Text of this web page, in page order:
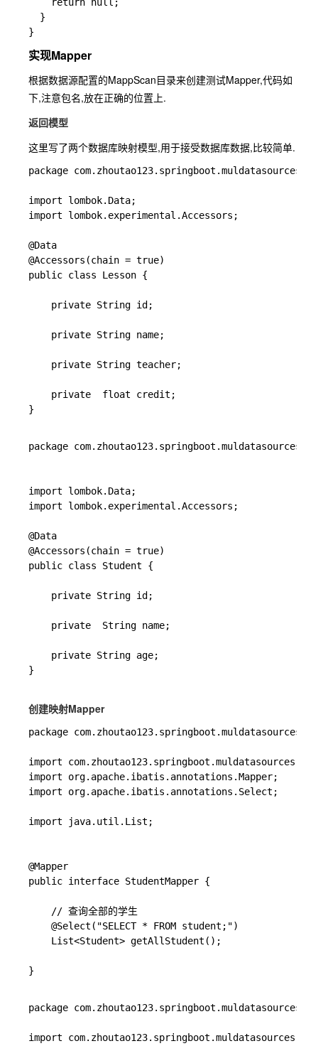
  }
实现Mapper
根据数据源配置的MappScan目录来创建测试Mapper,代码如
下,注意包名,放在正确的位置上.
返回模型
这里写了两个数据库映射模型,用于接受数据库数据,比较简单.
package
import lombok.Data;
import lombok.experimental.Accessors;
@Data
@Accessors(chain = true)
public class Lesson {
    private String id;
    private String name;
    private String teacher;
    private  float credit;
}
package
import lombok.Data;
import lombok.experimental.Accessors;
@Data
@Accessors(chain = true)
public class Student {
    private String id;
    private  String name;
    private String age;
}
创建映射Mapper
package
import
import org.apache.ibatis.annotations.Mapper;
import org.apache.ibatis.annotations.Select;
import java.util.List;
@Mapper
public interface StudentMapper {
    @Select("SELECT * FROM student;")
    List<Student> getAllStudent();
}
package
import